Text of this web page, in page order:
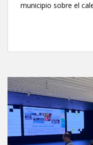
municipio sobre el